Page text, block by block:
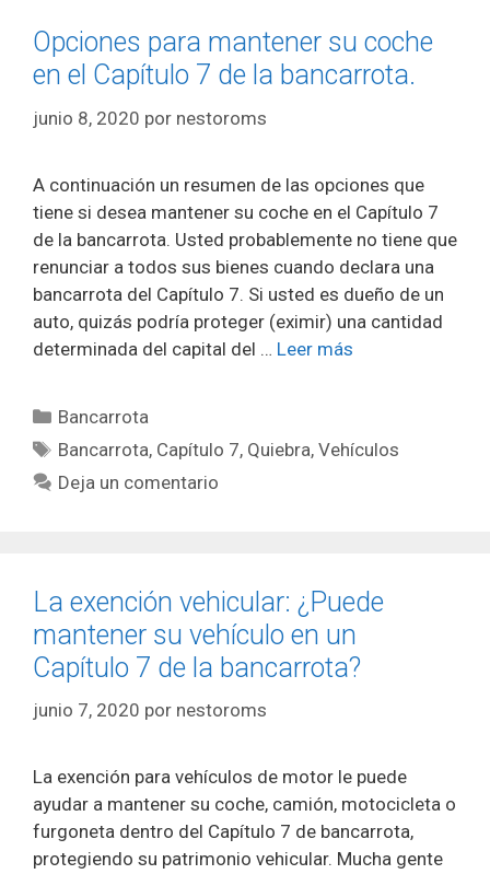
Opciones para mantener su coche
en el Capítulo 7 de la bancarrota.
junio 8, 2020 por nestoroms
A continuación un resumen de las opciones que
tiene si desea mantener su coche en el Capítulo 7
de la bancarrota. Usted probablemente no tiene que
renunciar a todos sus bienes cuando declara una
bancarrota del Capítulo 7. Si usted es dueño de un
auto, quizás podría proteger (eximir) una cantidad
determinada del capital del … Leer más
Categorías
Bancarrota
Etiquetas
Bancarrota, Capítulo 7, Quiebra,Vehículos
Deja un comentario
La exención vehicular: ¿Puede
mantener su vehículo en un
Capítulo 7 de la bancarrota?
junio 7, 2020 por nestoroms
La exención para vehículos de motor le puede
ayudar a mantener su coche, camión, motocicleta o
furgoneta dentro del Capítulo 7 de bancarrota,
protegiendo su patrimonio vehicular. Mucha gente